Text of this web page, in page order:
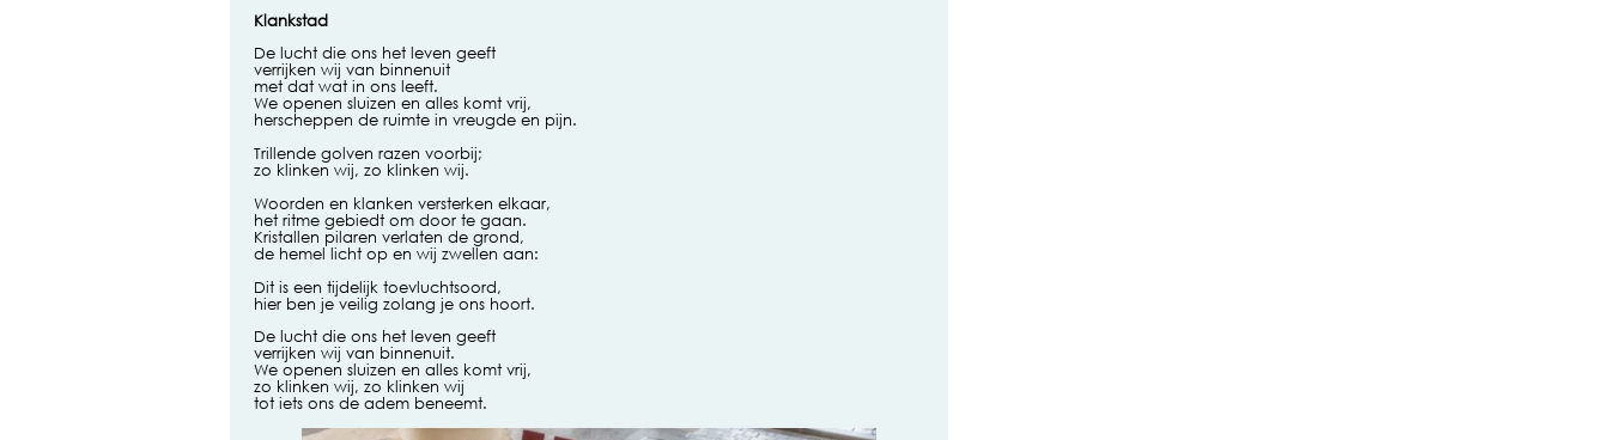
Klankstad
De lucht die ons het leven geeft
verrijken wij van binnenuit
met dat wat in ons leeft.
We openen sluizen en alles komt vrij,
herscheppen de ruimte in vreugde en pijn.
Trillende golven razen voorbij;
zo klinken wij, zo klinken wij.
Woorden en klanken versterken elkaar,
het ritme gebiedt om door te gaan.
Kristallen pilaren verlaten de grond,
de hemel licht op en wij zwellen aan:
Dit is een tijdelijk toevluchtsoord,
hier ben je veilig zolang je ons hoort.
De lucht die ons het leven geeft
verrijken wij van binnenuit.
We openen sluizen en alles komt vrij,
zo klinken wij, zo klinken wij
tot iets ons de adem beneemt.